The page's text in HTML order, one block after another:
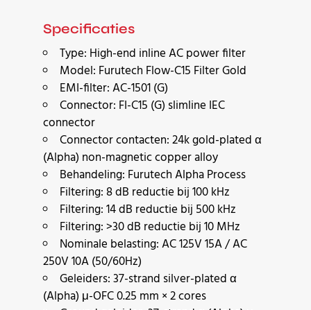
Specificaties
Type: High-end inline AC power filter
Model: Furutech Flow-C15 Filter Gold
EMI-filter: AC-1501 (G)
Connector: FI-C15 (G) slimline IEC
connector
Connector contacten: 24k gold-plated α
(Alpha) non-magnetic copper alloy
Behandeling: Furutech Alpha Process
Filtering: 8 dB reductie bij 100 kHz
Filtering: 14 dB reductie bij 500 kHz
Filtering: >30 dB reductie bij 10 MHz
Nominale belasting: AC 125V 15A / AC
250V 10A (50/60Hz)
Geleiders: 37-strand silver-plated α
(Alpha) μ-OFC 0.25 mm × 2 cores